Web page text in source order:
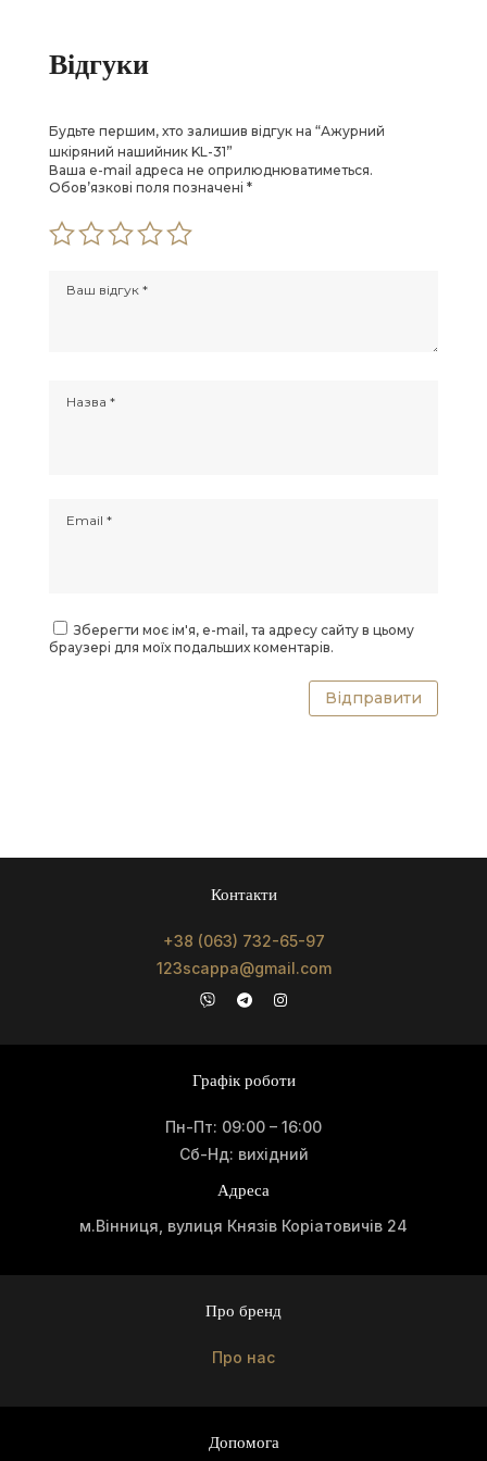
Відгуки
Будьте першим, хто залишив відгук на “Ажурний
шкіряний нашийник KL-31”
Ваша e-mail адреса не оприлюднюватиметься.
Обов’язкові поля позначені *
Зберегти моє ім'я, e-mail, та адресу сайту в цьому
браузері для моїх подальших коментарів.
Відправити
Контакти
+38 (063) 732-65-97
123scappa@gmail.com
Графік роботи
Пн-Пт: 09:00 – 16:00
Сб-Нд: вихідний
Адреса
м.Вінниця, вулиця Князів Коріатовичів 24
Про бренд
Про нас
Допомога